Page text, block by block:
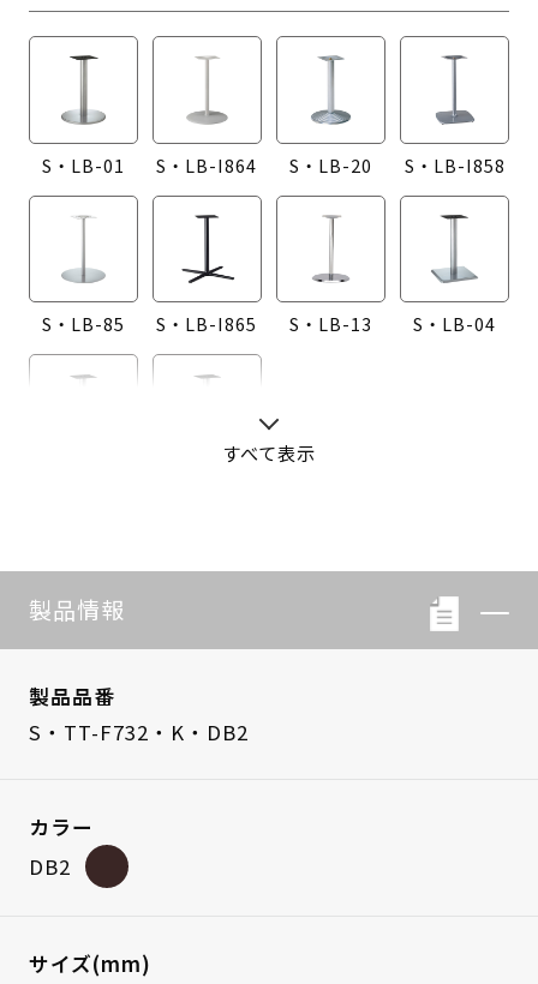
S・LB-01 S・LB-I864 S・LB-20 S・LB-I858
S・LB-85 S・LB-I865 S・LB-13 S・LB-04
すべて表示
製品情報
製品品番
S・TT-F732・K・DB2
カラー
DB2
サイズ(mm)